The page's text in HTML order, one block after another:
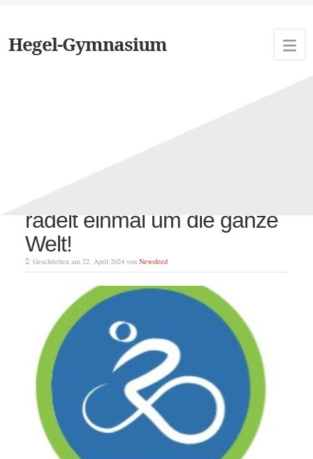
Hegel-Gymnasium
radelt einmal um die ganze
Welt!
Geschrieben am 22. April 2024 von Newsfeed